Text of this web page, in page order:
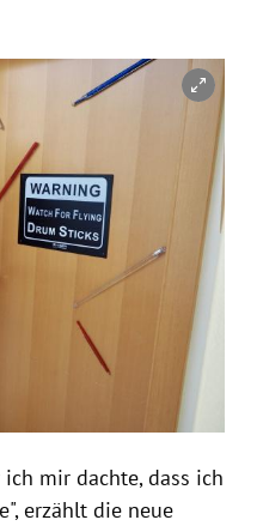
mir dachte, dass ich
erzählt die neue